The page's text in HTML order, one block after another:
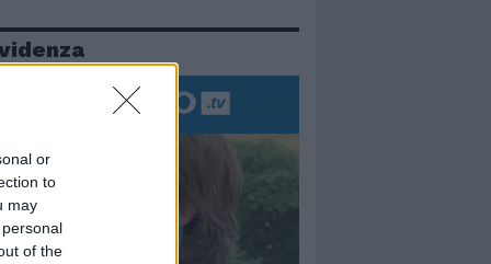
or
to
may
of the